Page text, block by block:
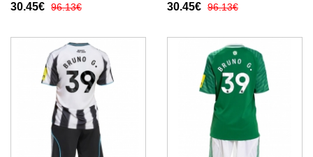
2025-26 Krátky Rukáv (+
30.45€ 96.13€
deti 2025-26 Krátky Rukáv (+
30.45€ 96.13€